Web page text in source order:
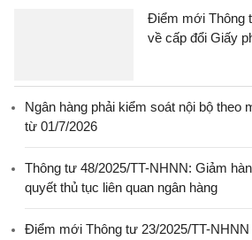
Điểm mới Thông
về cấp đổi Giấy
Ngân hàng phải kiểm soát nội bộ theo
từ 01/7/2026
Thông tư 48/2025/TT-NHNN: Giảm
quyết thủ tục liên quan ngân hàng
Điểm mới Thông tư 23/2025/TT-